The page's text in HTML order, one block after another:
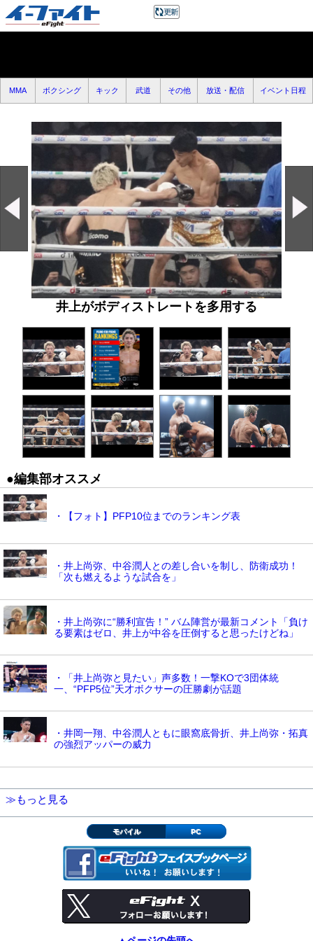
MMA ボクシング キック 武道 その他 放送・配信 イベント日程
井上がボディストレートを多用する
●編集部オススメ
・【フォト】PFP10位までのランキング表
・井上尚弥、中谷潤人との差し合いを制し、防衛成功！
「次も燃えるような試合を」
・井上尚弥に“勝利宣告！” バム陣営が最新コメント「負け
る要素はゼロ、井上が中谷を圧倒すると思ったけどね」
・「井上尚弥と見たい」声多数！一撃KOで3団体統
一、“PFP5位”天才ボクサーの圧勝劇が話題
・井岡一翔、中谷潤人ともに眼窩底骨折、井上尚弥・拓真
の強烈アッパーの威力
≫もっと見る
モバイル PC